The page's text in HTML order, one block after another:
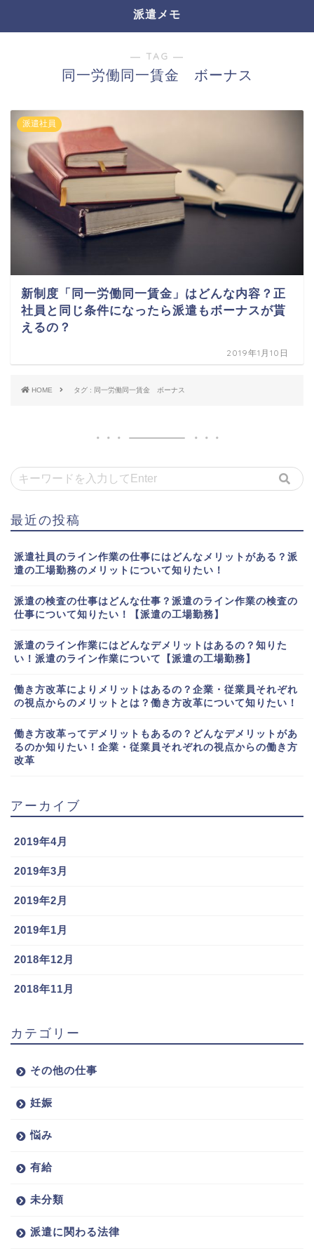
派遣メモ
― TAG ―
同一労働同一賃金 ボーナス
派遣社員
新制度「同一労働同一賃金」はどんな内容？正
社員と同じ条件になったら派遣もボーナスが貰
えるの？
2019年1月10日
HOME タグ : 同一労働同一賃金 ボーナス
最近の投稿
派遣社員のライン作業の仕事にはどんなメリットがある？派
遣の工場勤務のメリットについて知りたい！
派遣の検査の仕事はどんな仕事？派遣のライン作業の検査の
仕事について知りたい！【派遣の工場勤務】
派遣のライン作業にはどんなデメリットはあるの？知りた
い！派遣のライン作業について【派遣の工場勤務】
働き方改革によりメリットはあるの？企業・従業員それぞれ
の視点からのメリットとは？働き方改革について知りたい！
働き方改革ってデメリットもあるの？どんなデメリットがあ
るのか知りたい！企業・従業員それぞれの視点からの働き方
改革
アーカイブ
2019年4月
2019年3月
2019年2月
2019年1月
2018年12月
2018年11月
カテゴリー
その他の仕事
妊娠
悩み
有給
未分類
派遣に関わる法律